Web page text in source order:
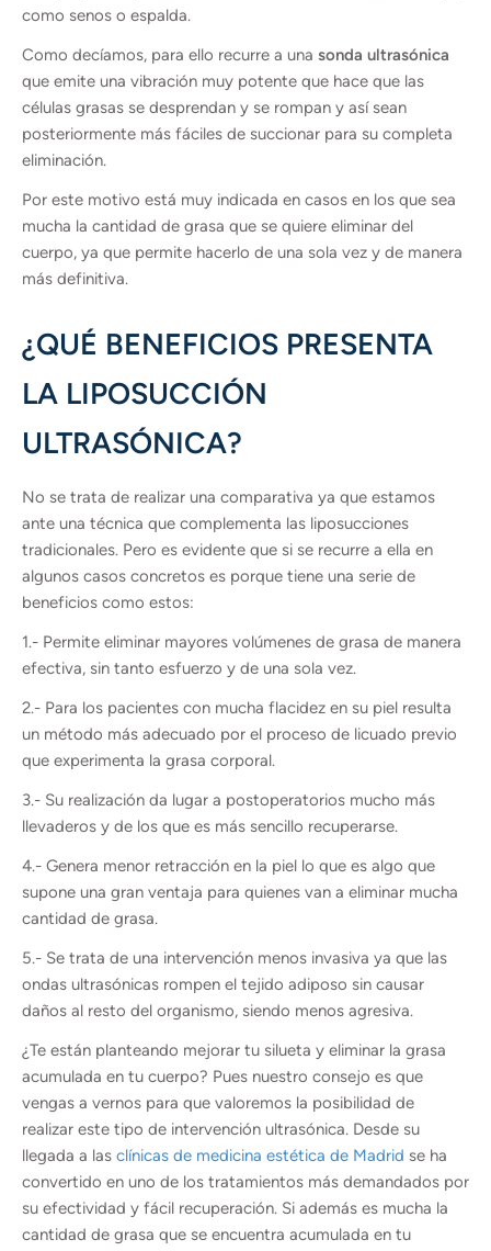
como senos o espalda.
Como decíamos, para ello recurre a una sonda ultrasónica
que emite una vibración muy potente que hace que las
células grasas se desprendan y se rompan y así sean
posteriormente más fáciles de succionar para su completa
eliminación.
Por este motivo está muy indicada en casos en los que sea
mucha la cantidad de grasa que se quiere eliminar del
cuerpo, ya que permite hacerlo de una sola vez y de manera
más definitiva.
¿QUÉ BENEFICIOS PRESENTA
LA LIPOSUCCIÓN
ULTRASÓNICA?
No se trata de realizar una comparativa ya que estamos
ante una técnica que complementa las liposucciones
tradicionales. Pero es evidente que si se recurre a ella en
algunos casos concretos es porque tiene una serie de
beneficios como estos:
1.- Permite eliminar mayores volúmenes de grasa de manera
efectiva, sin tanto esfuerzo y de una sola vez.
2.- Para los pacientes con mucha flacidez en su piel resulta
un método más adecuado por el proceso de licuado previo
que experimenta la grasa corporal.
3.- Su realización da lugar a postoperatorios mucho más
llevaderos y de los que es más sencillo recuperarse.
4.- Genera menor retracción en la piel lo que es algo que
supone una gran ventaja para quienes van a eliminar mucha
cantidad de grasa.
5.- Se trata de una intervención menos invasiva ya que las
ondas ultrasónicas rompen el tejido adiposo sin causar
daños al resto del organismo, siendo menos agresiva.
¿Te están planteando mejorar tu silueta y eliminar la grasa
acumulada en tu cuerpo? Pues nuestro consejo es que
vengas a vernos para que valoremos la posibilidad de
realizar este tipo de intervención ultrasónica. Desde su
llegada a las clínicas de medicina estética de Madrid se ha
convertido en uno de los tratamientos más demandados por
su efectividad y fácil recuperación. Si además es mucha la
cantidad de grasa que se encuentra acumulada en tu